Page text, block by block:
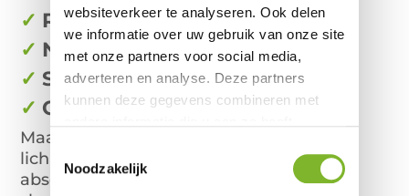
websiteverkeer te analyseren. Ook delen
we informatie over uw gebruik van onze site
met onze partners voor social media,
adverteren en analyse. Deze partners
kunnen deze gegevens combineren met
basis van uw gebruik van hun services.
Noodzakelijk
✓ Rugklachten
✓ Nekklachten
✓Spierpijnen
✓ Circulatiestoornissen
Maar natuurlijk ook voor diegene
lichamelijke klachten waarvoor alleen de
absolute top op het gebied van